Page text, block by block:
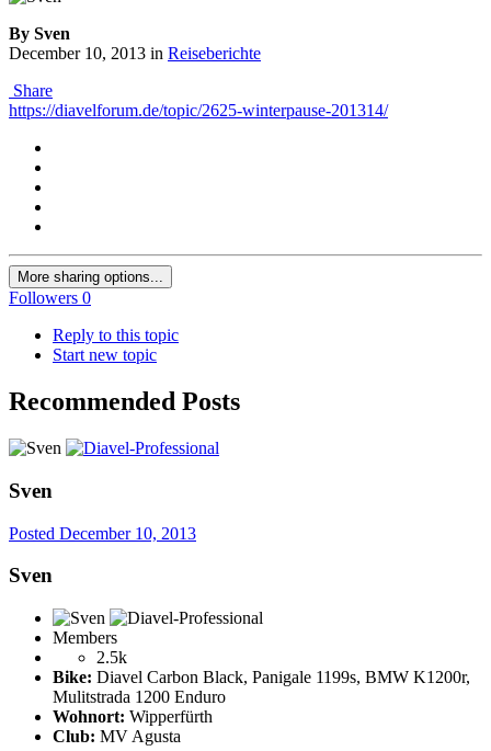
By Sven
December 10, 2013 in Reiseberichte
Share
https://diavelforum.de/topic/2625-winterpause-201314/
More sharing options...
Followers 0
Reply to this topic
Start new topic
Recommended Posts
Sven
Posted December 10, 2013
Sven
Members
2.5k
Bike: Diavel Carbon Black, Panigale 1199s, BMW K1200r,
Mulitstrada 1200 Enduro
Wohnort: Wipperfürth
Club: MV Agusta